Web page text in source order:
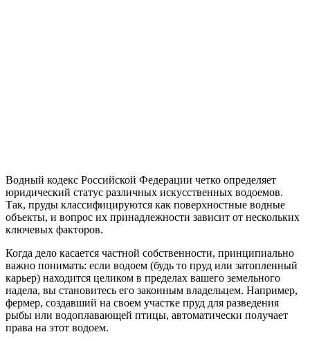
Водный кодекс Российской Федерации четко определяет
юридический статус различных искусственных водоемов.
Так, пруды классифицируются как поверхностные водные
объекты, и вопрос их принадлежности зависит от нескольких
ключевых факторов.
Когда дело касается частной собственности, принципиально
важно понимать: если водоем (будь то пруд или затопленный
карьер) находится целиком в пределах вашего земельного
надела, вы становитесь его законным владельцем. Например,
фермер, создавший на своем участке пруд для разведения
рыбы или водоплавающей птицы, автоматически получает
права на этот водоем.